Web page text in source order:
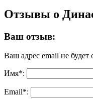
Отзывы о
Ваш отзыв:
Ваш адрес email не будет
Имя*:
Email*: